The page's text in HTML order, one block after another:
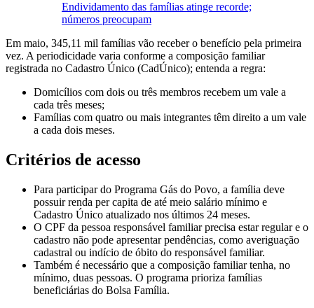
Endividamento das famílias atinge recorde;
números preocupam
Em maio, 345,11 mil famílias vão receber o benefício pela primeira
vez. A periodicidade varia conforme a composição familiar
registrada no Cadastro Único (CadÚnico); entenda a regra:
Domicílios com dois ou três membros recebem um vale a
cada três meses;
Famílias com quatro ou mais integrantes têm direito a um vale
a cada dois meses.
Critérios de acesso
Para participar do Programa Gás do Povo, a família deve
possuir renda per capita de até meio salário mínimo e
Cadastro Único atualizado nos últimos 24 meses.
O CPF da pessoa responsável familiar precisa estar regular e o
cadastro não pode apresentar pendências, como averiguação
cadastral ou indício de óbito do responsável familiar.
Também é necessário que a composição familiar tenha, no
mínimo, duas pessoas. O programa prioriza famílias
beneficiárias do Bolsa Família.